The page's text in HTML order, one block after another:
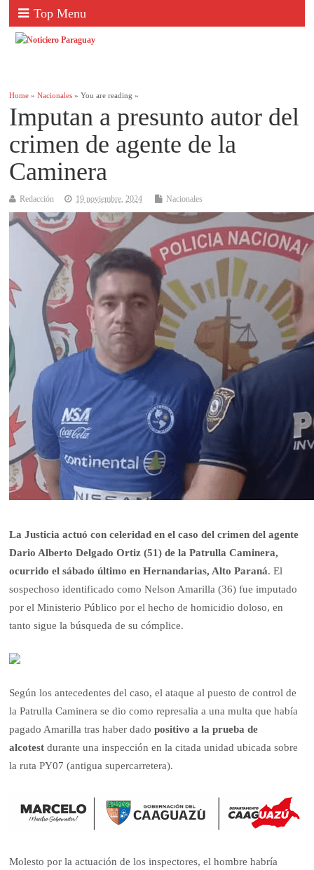
Top Menu
Home »Nacionales » You are reading »
Imputan a presunto autor del
crimen de agente de la
Caminera
Redacción 19 noviembre, 2024 Nacionales
La Justicia actuó con celeridad en el caso del crimen del agente
Dario Alberto Delgado Ortiz (51) de la Patrulla Caminera,
ocurrido el sábado último en Hernandarias, Alto Paraná. El
sospechoso identificado como Nelson Amarilla (36) fue imputado
por el Ministerio Público por el hecho de homicidio doloso, en
tanto sigue la búsqueda de su cómplice.
Según los antecedentes del caso, el ataque al puesto de control de
la Patrulla Caminera se dio como represalia a una multa que había
pagado Amarilla tras haber dadopositivo a la prueba de
alcotestdurante una inspección en la citada unidad ubicada sobre
la ruta PY07 (antigua supercarretera).
Molesto por la actuación de los inspectores, el hombre habría